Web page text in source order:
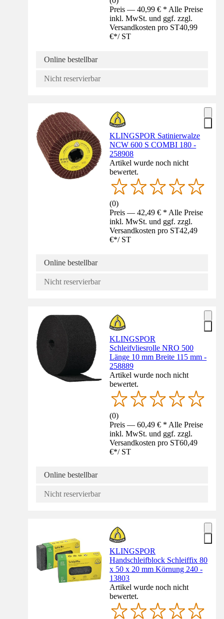
Preis — 40,99 € * Alle Preise
inkl. MwSt. und ggf. zzgl.
Versandkosten pro ST40,99
€*/ ST
Online bestellbar
Nicht reservierbar
KLINGSPOR Satinierwalze
NCW 600 S COMBI 180 -
258908
Artikel wurde noch nicht
bewertet.
(0)
Preis — 42,49 € * Alle Preise
inkl. MwSt. und ggf. zzgl.
Versandkosten pro ST42,49
€*/ ST
Online bestellbar
Nicht reservierbar
KLINGSPOR
Schleifvliesrolle NRO 500
Länge 10 mm Breite 115 mm -
258889
Artikel wurde noch nicht
bewertet.
(0)
Preis — 60,49 € * Alle Preise
inkl. MwSt. und ggf. zzgl.
Versandkosten pro ST60,49
€*/ ST
Online bestellbar
Nicht reservierbar
KLINGSPOR
Handschleifblock Schleiffix 80
x 50 x 20 mm Körnung 240 -
13803
Artikel wurde noch nicht
bewertet.